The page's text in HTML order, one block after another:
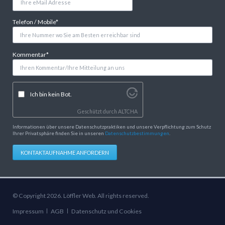
Pflichtfeld
Telefon / Mobile*
Pflichtfeld
Kommentar*
Ich bin kein Bot.
Geschützt durchALTCHA
Informationen über unsere Datenschutzpraktiken und unsere Verpflichtung zum Schutz
Ihrer Privatsphäre finden Sie in unseren Datenschutzbestimmungen
KONTAKTAUFNAHME ANFORDERN
© Copyright 2026. Löffler Web. All rights reserved.
Navigation
Impressum AGB Datenschutz und Cookies